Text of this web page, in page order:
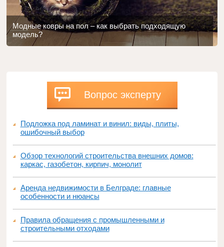
Модные ковры на пол – как выбрать подходящую
модель?
Вопрос эксперту
Подложка под ламинат и винил: виды, плиты,
ошибочный выбор
Обзор технологий строительства внешних домов:
каркас, газобетон, кирпич, монолит
Аренда недвижимости в Белграде: главные
особенности и нюансы
Правила обращения с промышленными и
строительными отходами